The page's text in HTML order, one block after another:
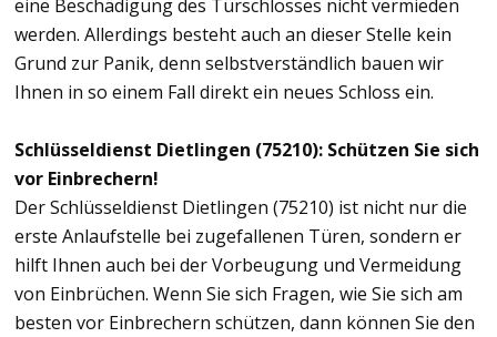
eine Beschädigung des Türschlosses nicht vermieden
werden. Allerdings besteht auch an dieser Stelle kein
Grund zur Panik, denn selbstverständlich bauen wir
Ihnen in so einem Fall direkt ein neues Schloss ein.
Schlüsseldienst Dietlingen (75210): Schützen Sie sich
vor Einbrechern!
Der Schlüsseldienst Dietlingen (75210) ist nicht nur die
erste Anlaufstelle bei zugefallenen Türen, sondern er
hilft Ihnen auch bei der Vorbeugung und Vermeidung
von Einbrüchen. Wenn Sie sich Fragen, wie Sie sich am
besten vor Einbrechern schützen, dann können Sie den